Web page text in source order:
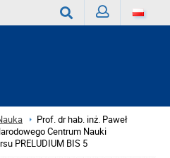
Prof. dr hab. inż. Paweł
Centrum Nauki
PRELUDIUM BIS 5